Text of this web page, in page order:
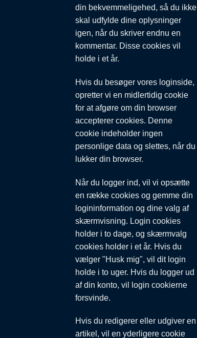
din bekvemmeligehed, så du ikke
skal udfylde dine oplysninger
igen, når du skriver endnu en
kommentar. Disse cookies vil
holde i et år.
Hvis du besøger vores loginside,
opretter vi en midlertidig cookie
for at afgøre om din browser
accepterer cookies. Denne
cookie indeholder ingen
personlige data og slettes, når du
lukker din browser.
Når du logger ind, vil vi opsætte
en række cookies og gemme din
logininformation og dine valg af
skærmvisning. Login cookies
holder i to dage, og skærmvalg
cookies holder i et år. Hvis du
vælger "Husk mig", vil dit login
holde i to uger. Hvis du logger ud
af din konto, vil login cookierne
forsvinde.
Hvis du redigerer eller udgiver en
artikel, vil en yderligere cookie